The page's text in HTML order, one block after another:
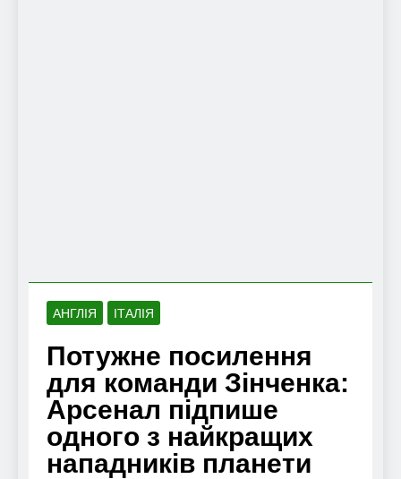
АНГЛІЯ ІТАЛІЯ
Потужне посилення
для команди Зінченка:
Арсенал підпише
одного з найкращих
нападників планети